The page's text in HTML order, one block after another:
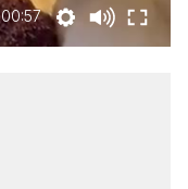
00:57